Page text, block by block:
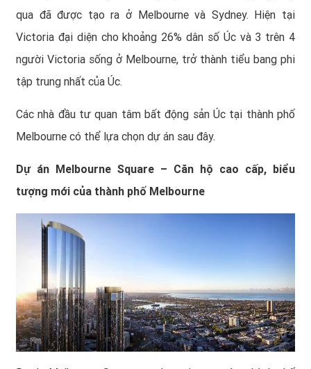
qua đã được tạo ra ở Melbourne và Sydney. Hiện tại
Victoria đại diện cho khoảng 26% dân số Úc và 3 trên 4
người Victoria sống ở Melbourne, trở thành tiểu bang phi
tập trung nhất của Úc.
Các nhà đầu tư quan tâm bất động sản Úc tại thành phố
Melbourne có thể lựa chọn dự án sau đây.
Dự án Melbourne Square – Căn hộ cao cấp, biểu
tượng mới của thành phố Melbourne